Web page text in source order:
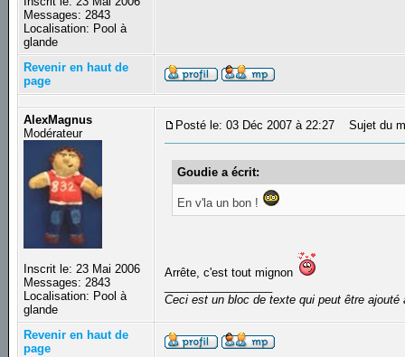
Messages: 2843
Localisation: Pool à
glande
Revenir en haut de
page
AlexMagnus
Modérateur
Inscrit le: 23 Mai 2006
Messages: 2843
Localisation: Pool à
glande
Posté le: 03 Déc 2007 à 22:27 Sujet du
Goudie a écrit:
En v'la un bon !
Arrête, c'est tout mignon
Ceci est un bloc de texte qui peut être
Revenir en haut de
page